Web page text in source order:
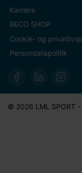
Karriere
BECO SHOP
Cookie- og
Persondatapolitik
© 2026 LML SPORT